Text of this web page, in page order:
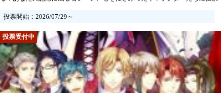
り返り、もっと熱い盛り上がりを創ろう！あなたの一票が、未来の名作を生
投票開始：2026/07/29～